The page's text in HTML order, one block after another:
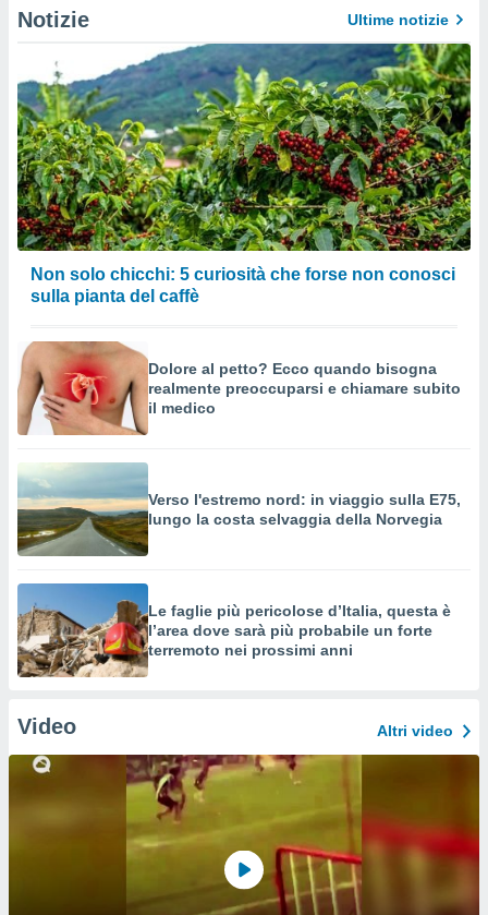
Notizie Ultime notizie
Non solo chicchi: 5 curiosità che forse non conosci
sulla pianta del caffè
Dolore al petto? Ecco quando bisogna
realmente preoccuparsi e chiamare subito
il medico
Verso l'estremo nord: in viaggio sulla E75,
lungo la costa selvaggia della Norvegia
Le faglie più pericolose d’Italia, questa è
l’area dove sarà più probabile un forte
terremoto nei prossimi anni
Video Altri video